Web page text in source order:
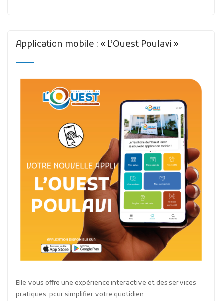
Application mobile : « L’Ouest Poulavi »
Elle vous offre une expérience interactive et des services
pratiques, pour simplifier votre quotidien.